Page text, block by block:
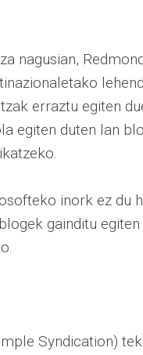
nagusian,
erraztu egiten
egiten duten lan
inork ez du
gainditu
Syndication)